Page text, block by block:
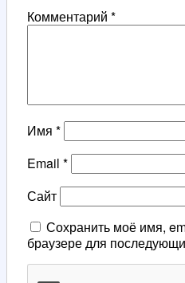
Комментарий *
Имя *
Email *
Сайт
Сохранить моё имя,
браузере для